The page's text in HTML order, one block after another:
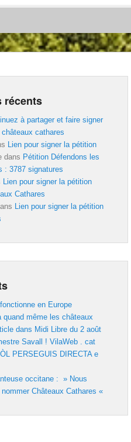
récents
à partager et faire signer
cathares
Lien pour signer la pétition
dans Pétition Défendons les
: 3787 signatures
Lien pour signer la pétition
Cathares
Lien pour signer la pétition
en Europe
quand même les châteaux
dans Midi Libre du 2 août
Savall ! VilaWeb . cat
PERSEGUIS DIRECTA e
occitane : » Nous
Châteaux Cathares «